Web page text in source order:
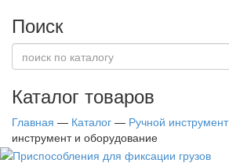
Поиск
Каталог товаров
Главная — Каталог — Ручной инструмент
инструмент и оборудование